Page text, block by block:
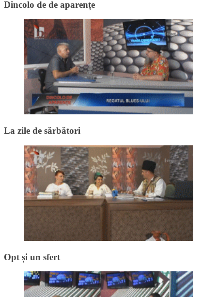
Dincolo de de aparențe
La zile de sărbători
Opt și un sfert